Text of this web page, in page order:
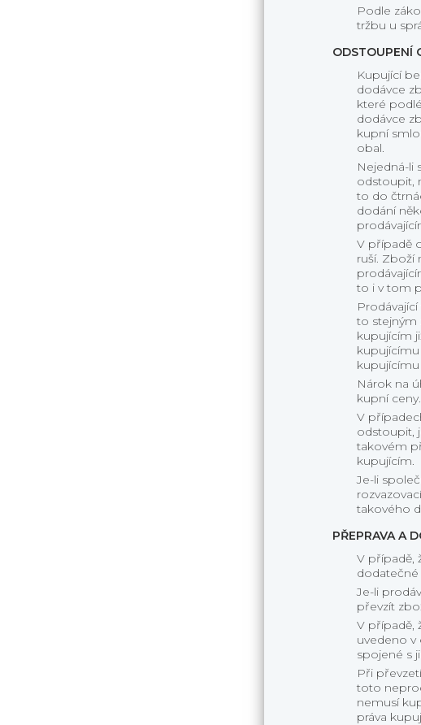
Podle
tržbu u
ODSTOUPENÍ
Kupující
dodávce
které
dodávce
kupní
obal.
Nejedná-li
odstoupit,
to do
dodání
V případě
ruší. Zboží
to i v tom
to stejným
kupujícím
Nárok na
kupní ceny.
V
odstoupit,
takovém
kupujícím.
Je-li
takového
PŘEPRAVA A
V případě,
Je-li
převzít
V případě,
uvedeno v
spojené s
Při
toto
nemusí
práva